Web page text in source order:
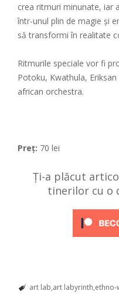
crea ritmuri minunate, iar
într-unul plin de magie și
să transformi în realitate
Ritmurile speciale vor fi
Potoku, Kwathula,
african orchestra.
Preț: 70 lei
Ți-a plăcut
tinerilor cu o
art lab art labyrinth